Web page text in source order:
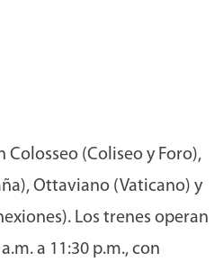
Colosseo (Coliseo y Foro),
Ottaviano (Vaticano) y
Los trenes operan
a 11:30 p.m., con